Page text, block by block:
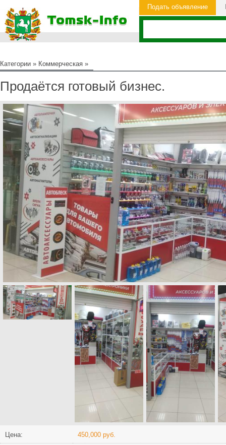
Подать объявление
Категории » Коммерческая »
Продаётся готовый бизнес.
Цена: 450,000 руб.